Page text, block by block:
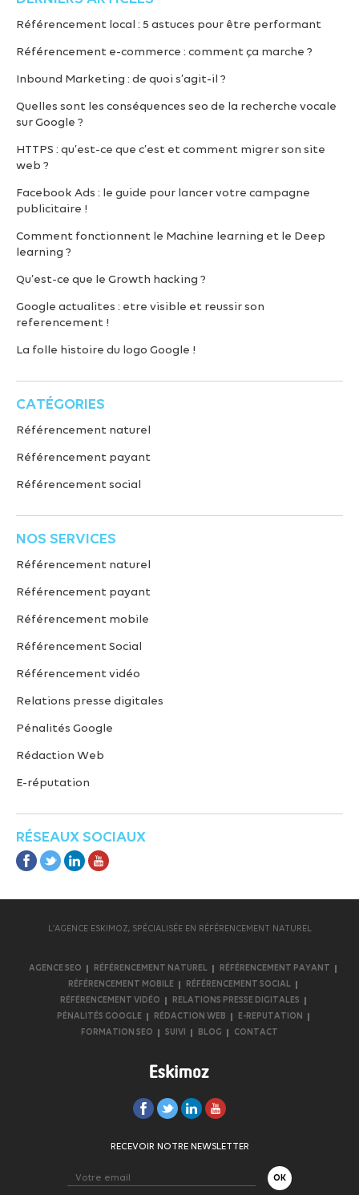
Référencement local : 5 astuces pour être performant
Référencement e-commerce : comment ça marche ?
Inbound Marketing : de quoi s’agit-il ?
Quelles sont les conséquences seo de la recherche vocale
sur Google ?
HTTPS : qu’est-ce que c’est et comment migrer son site
web ?
Facebook Ads : le guide pour lancer votre campagne
publicitaire !
Comment fonctionnent le Machine learning et le Deep
learning ?
Qu’est-ce que le Growth hacking ?
Google actualites : etre visible et reussir son
referencement !
La folle histoire du logo Google !
CATÉGORIES
Référencement naturel
Référencement payant
Référencement social
NOS SERVICES
Référencement naturel
Référencement payant
Référencement mobile
Référencement Social
Référencement vidéo
Relations presse digitales
Pénalités Google
Rédaction Web
E-réputation
RÉSEAUX SOCIAUX
L’AGENCE ESKIMOZ, SPÉCIALISÉE EN RÉFÉRENCEMENT NATUREL
AGENCE SEO RÉFÉRENCEMENT NATUREL
RÉFÉRENCEMENT PAYANT
RÉFÉRENCEMENT MOBILE
RÉFÉRENCEMENT SOCIAL
RÉFÉRENCEMENT VIDÉO
RELATIONS PRESSE DIGITALES
PÉNALITÉS GOOGLE
RÉDACTION WEB
E-REPUTATION
FORMATION SEO
SUIVI BLOG CONTACT
RECEVOIR NOTRE NEWSLETTER